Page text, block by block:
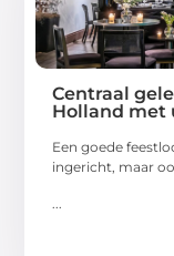
Centraal
Holland met
Een goede
ingericht, maar